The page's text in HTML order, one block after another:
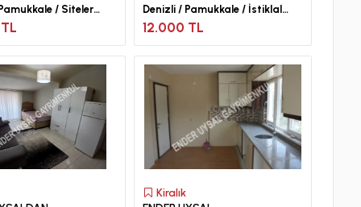
/ Siteler
Denizli / Pamukkale / İstiklal
Mah.
12.000 TL
Kiralık